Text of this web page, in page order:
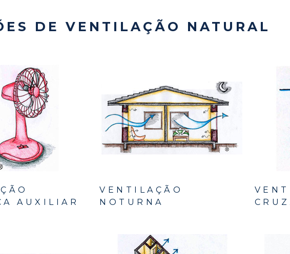
DE VENTILAÇÃO NATURAL
AUXILIAR
VENTILAÇÃO
NOTURNA